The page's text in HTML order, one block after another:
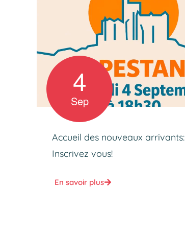
4
Sep
Accueil des nouveaux arrivants:
Inscrivez vous!
En savoir plus